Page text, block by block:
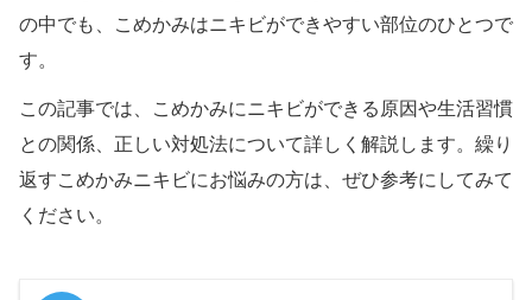
の中でも、こめかみはニキビができやすい部位のひとつで
す。
この記事では、こめかみにニキビができる原因や生活習慣
との関係、正しい対処法について詳しく解説します。繰り
返すこめかみニキビにお悩みの方は、ぜひ参考にしてみて
ください。